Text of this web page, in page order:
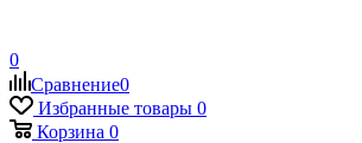
0
Сравнение0
Избранные товары 0
Корзина 0